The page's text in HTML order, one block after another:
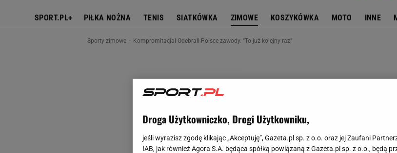
SPORT.PL+ PIŁKA NOŻNA TENIS SIATKÓWKA ZIMOWE KOSZYKÓWKA MOTO INNE
Sporty zimowe Kompromitacja! Odebrali Polsce zawody. "To już kolejny raz"
Droga Użytkowniczko, Drogi Użytkowniku,
jeśli wyrazisz zgodę klikając „Akceptuję”, Gazeta.pl sp. z o.o. oraz jej Zaufani
IAB, jak również Agora S.A. będąca spółką powiązaną z Gazeta.pl sp. z o.o., będą